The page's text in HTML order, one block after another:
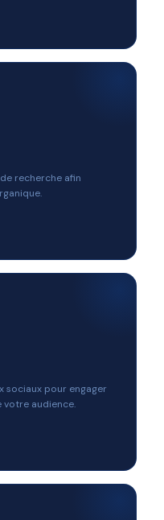
recherche afin
sociaux pour engager
audience.